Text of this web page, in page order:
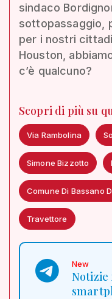
sindaco
sottopassaggio,
per i nostri
Houston,
c’è qualcuno?
Scopri di più su
Via Rambolina
Simone Bizzotto
Comune Di Bassano
Travettore
New
Notizie